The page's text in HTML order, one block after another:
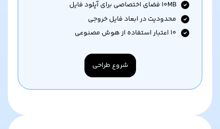
۱۰MB فضای اختصاصی برای آپلود فایل
محدودیت در ابعاد فایل خروجی
۱۰ اعتبار استفاده از هوش مصنوعی
شروع طراحی